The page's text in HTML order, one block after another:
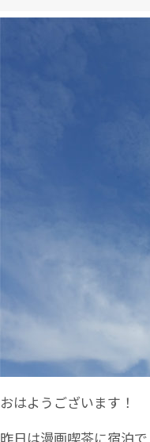
おはようございます！
昨日は漫画喫茶に宿泊で